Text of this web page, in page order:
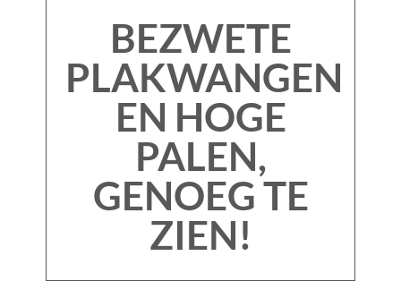
BEZWETE
PLAKWANGEN
EN HOGE
PALEN,
GENOEG TE
ZIEN!